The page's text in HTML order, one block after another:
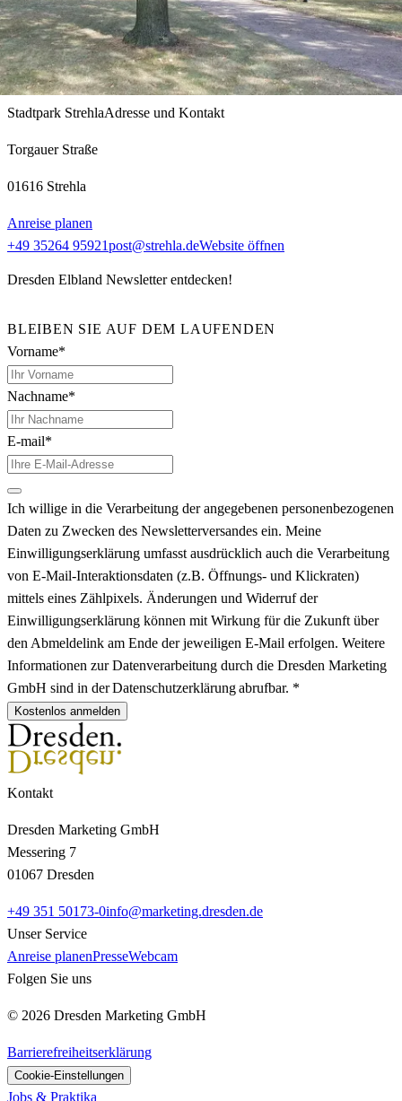
Stadtpark StrehlaAdresse und Kontakt
Torgauer Straße
01616 Strehla
Anreise planen
+49 35264 95921post@strehla.deWebsite öffnen
Dresden Elbland Newsletter entdecken!
BLEIBEN SIE AUF DEM LAUFENDEN
Vorname*
Nachname*
E-mail*
Ich willige in die Verarbeitung der angegebenen personenbezogenen
Daten zu Zwecken des Newsletterversandes ein. Meine
Einwilligungserklärung umfasst ausdrücklich auch die Verarbeitung
von E-Mail-Interaktionsdaten (z.B. Öffnungs- und Klickraten)
mittels eines Zählpixels. Änderungen und Widerruf der
Einwilligungserklärung können mit Wirkung für die Zukunft über
den Abmeldelink am Ende der jeweiligen E-Mail erfolgen. Weitere
Informationen zur Datenverarbeitung durch die Dresden Marketing
GmbH sind in der Datenschutzerklärung abrufbar. *
Kostenlos anmelden
Kontakt
Dresden Marketing GmbH
Messering 7
01067 Dresden
+49 351 50173-0info@marketing.dresden.de
Unser Service
Anreise planenPresseWebcam
Folgen Sie uns
© 2026 Dresden Marketing GmbH
Barrierefreiheitserklärung
Cookie-Einstellungen
Jobs & Praktika